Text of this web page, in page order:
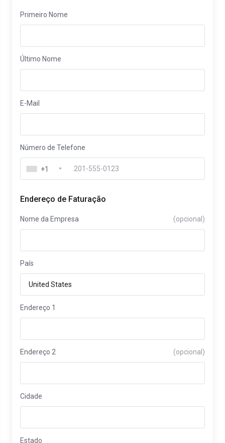
Primeiro Nome
Último Nome
E-Mail
Número de Telefone
+1
Endereço de Faturação
Nome da Empresa (opcional)
País
Endereço 1
Endereço 2 (opcional)
Cidade
Estado